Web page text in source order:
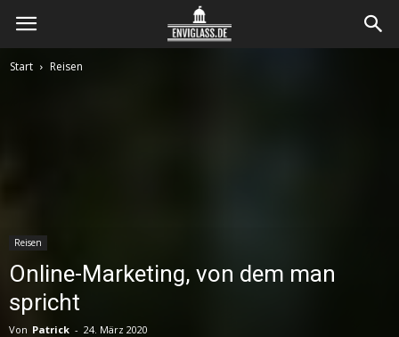
Envi
Start Reisen
Reisen
Online-Marketing, von dem man
spricht
Von Patrick - 24. März 2020